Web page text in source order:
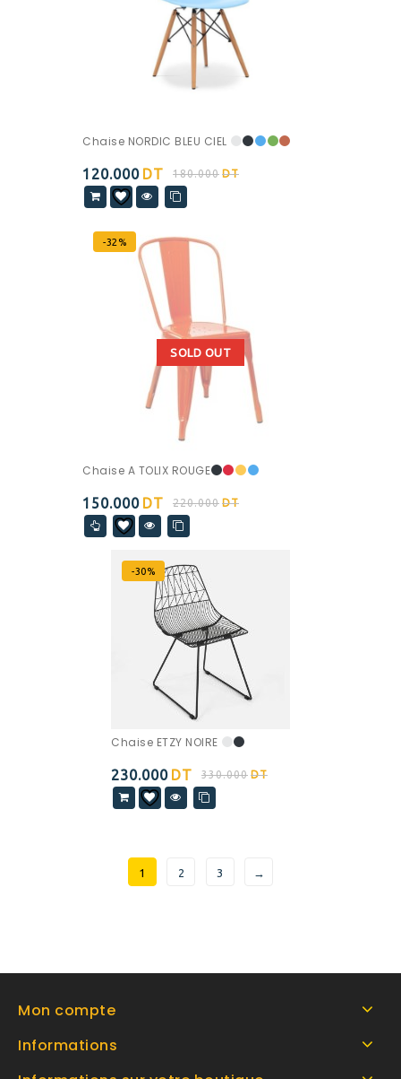
Chaise NORDIC BLEU CIEL
180.000 DT
120.000 DT
SOLD OUT
-32%
Chaise A TOLIX ROUGE
220.000 DT
150.000 DT
-30%
Chaise ETZY NOIRE
330.000 DT
230.000 DT
1 2 3 →
Mon compte
Informations